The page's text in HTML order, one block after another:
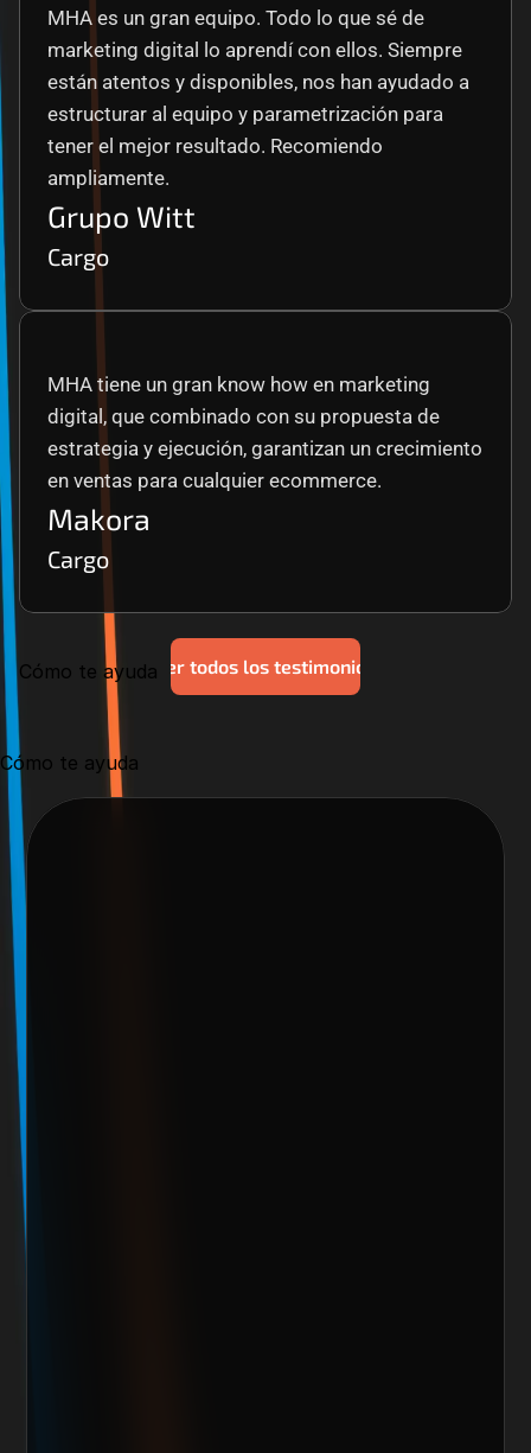
Ver todos los testimonios
MHA es un gran equipo. Todo lo que sé de
marketing digital lo aprendí con ellos. Siempre
están atentos y disponibles, nos han ayudado a
estructurar al equipo y parametrización para
tener el mejor resultado. Recomiendo
ampliamente.
Grupo Witt
Cargo
MHA tiene un gran know how en marketing
digital, que combinado con su propuesta de
estrategia y ejecución, garantizan un crecimiento
en ventas para cualquier ecommerce.
Makora
Cargo
Cómo te ayuda
Cómo te ayuda